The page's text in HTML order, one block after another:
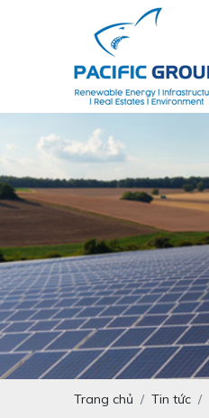
Trang chủ Tin tức